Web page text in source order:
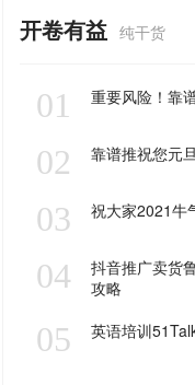
开卷有益 纯干货
01 重要风险！靠
02 靠谱推祝您元
03 祝大家2021牛
04
抖音推广卖货
攻略
05 英语培训